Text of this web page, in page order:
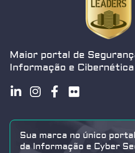
Maior portal de
Informação e Cibernética
Sua marca no único
da Informação e Cyber